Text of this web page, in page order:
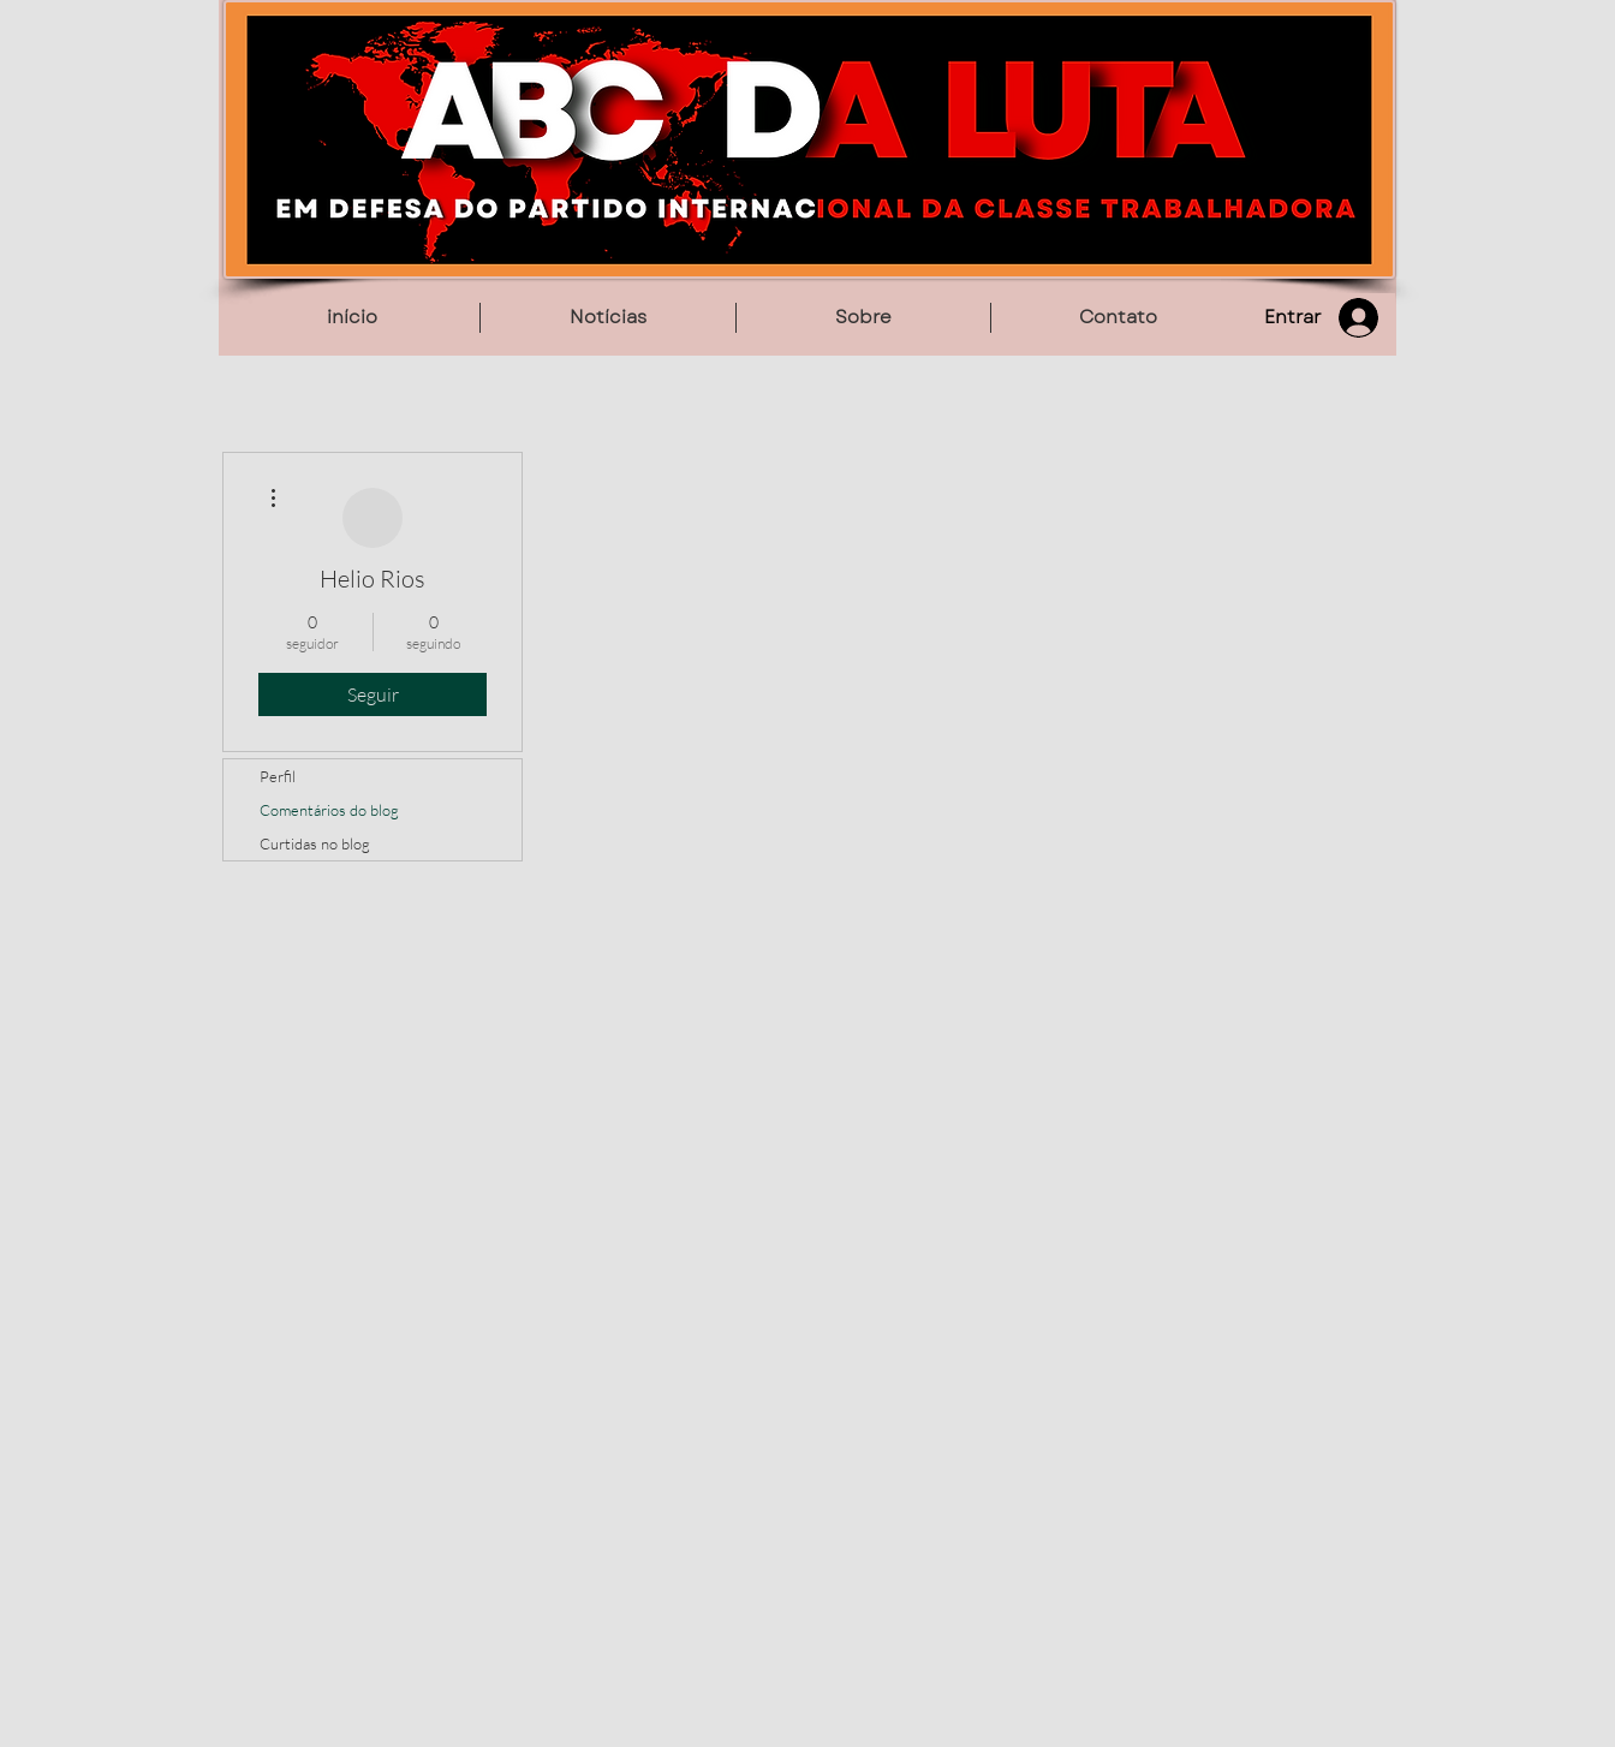
início Notícias Sobre Contato Entrar
Helio Rios
0
seguidor
0
seguindo
Seguir
Perfil
Comentários do blog
Curtidas no blog